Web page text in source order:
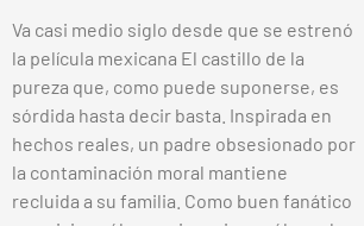
Va casi medio siglo desde que se estrenó
la película mexicana El castillo de la
pureza que, como puede suponerse, es
sórdida hasta decir basta. Inspirada en
hechos reales, un padre obsesionado por
la contaminación moral mantiene
recluida a su familia. Como buen fanático